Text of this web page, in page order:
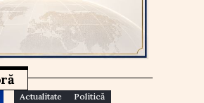
Actualitate
Politică